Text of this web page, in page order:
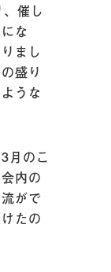
催し
な
まし
盛り
うな
月のこ
内の
がで
たの